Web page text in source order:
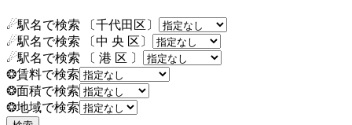
☄駅名で検索 〔千代田区〕
☄駅名で検索 〔中 央 区〕
☄駅名で検索 〔 港 区 〕
❂賃料で検索
❂面積で検索
❂地域で検索